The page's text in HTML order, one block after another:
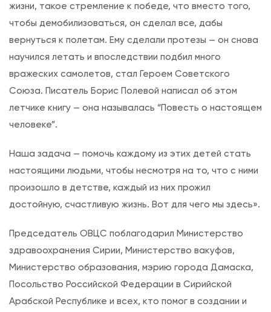
жизни, такое стремление к победе, что вместо того,
чтобы демобилизоваться, он сделал все, дабы
вернуться к полетам. Ему сделали протезы — он снова
научился летать и впоследствии подбил много
вражеских самолетов, стал Героем Советского
Союза. Писатель Борис Полевой написал об этом
летчике книгу — она называлась “Повесть о настоящем
человеке”.
Наша задача — помочь каждому из этих детей стать
настоящими людьми, чтобы несмотря на то, что с ними
произошло в детстве, каждый из них прожил
достойную, счастливую жизнь. Вот для чего мы здесь».
Председатель ОВЦС поблагодарил Министерство
здравоохранения Сирии, Министерство вакуфов,
Министерство образования, мэрию города Дамаска,
Посольство Российской Федерации в Сирийской
Арабской Республике и всех, кто помог в создании и